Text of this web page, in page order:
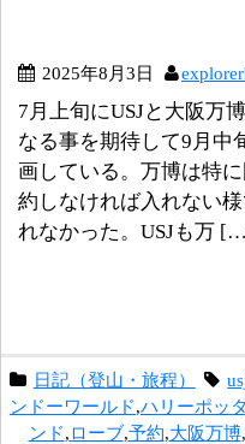
2025年8月3日
7月上旬にUSJと大阪万
なる事を期待して9月中
画している。万博は特
約しなければ入れない
れなかった。USJも万
日記（登山・旅程）
ンドーワールド ,ハリーポッ
ンド , ローブ,予約,大阪万博,